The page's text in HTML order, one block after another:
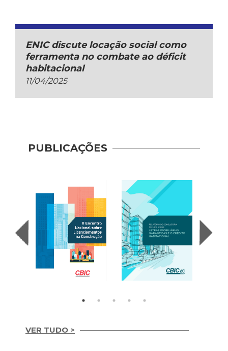
ENIC discute locação social como
ferramenta no combate ao déficit
habitacional
11/04/2025
PUBLICAÇÕES
VER TUDO >